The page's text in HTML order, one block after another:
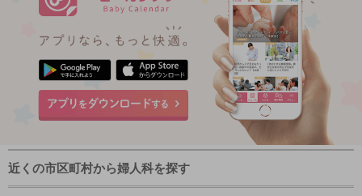
近くの市区町村から婦人科を探す